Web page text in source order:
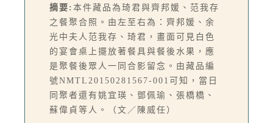
摘要: 本件藏品為琦君與齊邦媛、范我存
之餐聚合照。由左至右為：齊邦媛、余
光中夫人范我存、琦君，畫面可見白色
的宴會桌上擺放著餐具與餐後水果，應
是聚餐後眾人一同合影留念。由藏品編
號NMTL20150281567-001可知，當日
同聚者還有姚宜瑛、鄧佩瑜、張橋橋、
蘇偉貞等人。（文／陳威任）